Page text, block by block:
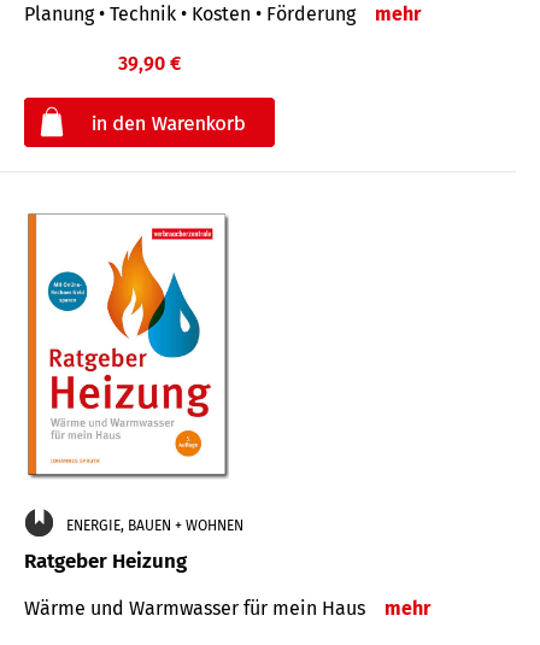
Planung • Technik • Kosten • Förderung mehr
39,90 €
ENERGIE, BAUEN + WOHNEN
Ratgeber Heizung
Wärme und Warmwasser für mein Haus mehr